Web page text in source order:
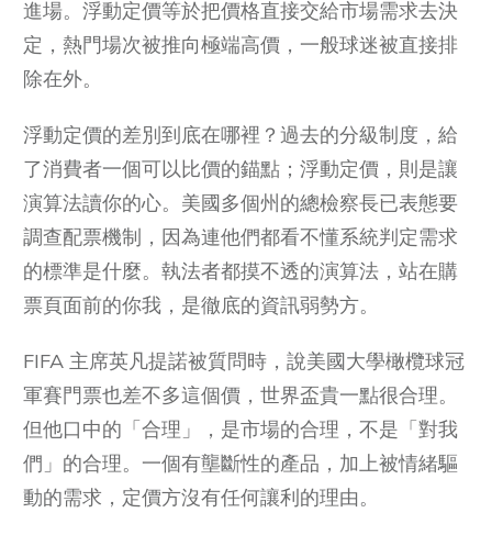
進場。浮動定價等於把價格直接交給市場需求去決
定，熱門場次被推向極端高價，一般球迷被直接排
除在外。
浮動定價的差別到底在哪裡？過去的分級制度，給
了消費者一個可以比價的錨點；浮動定價，則是讓
演算法讀你的心。美國多個州的總檢察長已表態要
調查配票機制，因為連他們都看不懂系統判定需求
的標準是什麼。執法者都摸不透的演算法，站在購
票頁面前的你我，是徹底的資訊弱勢方。
FIFA 主席英凡提諾被質問時，說美國大學橄欖球冠
軍賽門票也差不多這個價，世界盃貴一點很合理。
但他口中的「合理」，是市場的合理，不是「對我
們」的合理。一個有壟斷性的產品，加上被情緒驅
動的需求，定價方沒有任何讓利的理由。